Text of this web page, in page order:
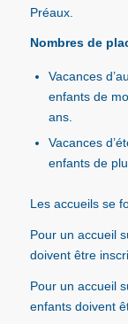
Préaux.
Nombres de
Vacances
enfants de
ans.
Vacances
enfants de
Les accueils se
Pour un accueil
doivent être
Pour un accueil
enfants doivent